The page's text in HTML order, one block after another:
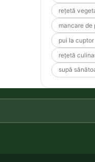
rețetă
mancare de
pui la cuptor
rețetă
supă